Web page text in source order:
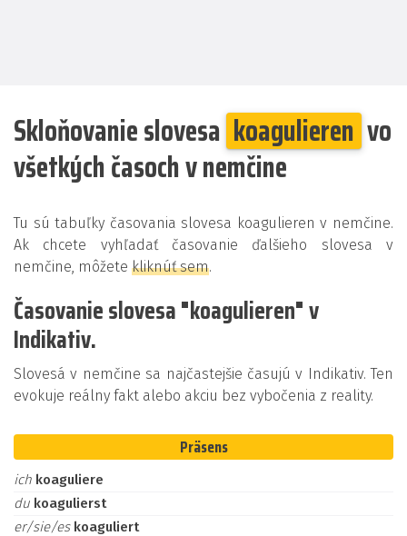
Skloňovanie slovesa koagulieren vo
všetkých časoch v nemčine
Tu sú tabuľky časovania slovesa koagulieren v nemčine.
Ak chcete vyhľadať časovanie ďalšieho slovesa v
nemčine, môžete kliknúť sem.
Časovanie slovesa "koagulieren" v
Indikativ.
Slovesá v nemčine sa najčastejšie časujú v Indikativ. Ten
evokuje reálny fakt alebo akciu bez vybočenia z reality.
Präsens
ich koaguliere
du koagulierst
er/sie/es koaguliert